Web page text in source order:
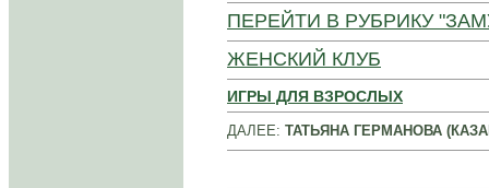
ПЕРЕЙТИ В РУБРИКУ
ЖЕНСКИЙ КЛУБ
ИГРЫ ДЛЯ ВЗРОСЛЫХ
ДАЛЕЕ: ТАТЬЯНА ГЕРМАНОВА